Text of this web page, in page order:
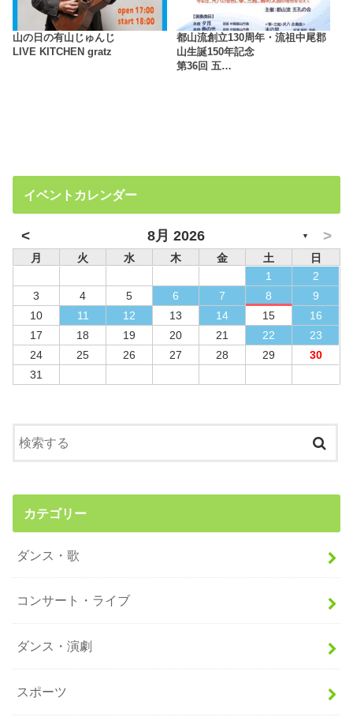
山の日の有山じゅんじ
LIVE KITCHEN gratz
都山流創立130周年・流祖中尾郡
山生誕150年記念
第36回 五…
イベントカレンダー
< 8月 2026 ▼ >
月 火 水 木 金 土
日
1
2
3
4 5 6 7 8
9
10
11 12 13 14 15
16
17
18 19 20 21 22
23
24
25 26 27 28 29
30
31
カテゴリー
ダンス・歌
コンサート・ライブ
ダンス・演劇
スポーツ